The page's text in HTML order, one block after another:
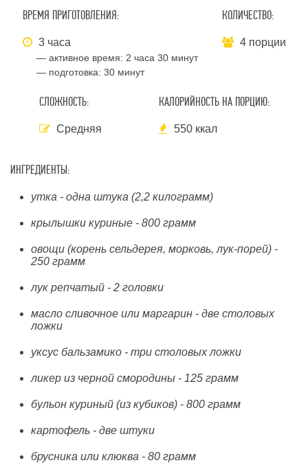
ВРЕМЯ ПРИГОТОВЛЕНИЯ:
3 часа
— активное время: 2 часа 30 минут
— подготовка: 30 минут
КОЛИЧЕСТВО:
4 порции
СЛОЖНОСТЬ:
Средняя
КАЛОРИЙНОСТЬ НА ПОРЦИЮ:
550 ккал
ИНГРЕДИЕНТЫ:
утка - одна штука (2,2 килограмм)
крылышки куриные - 800 грамм
овощи (корень сельдерея, морковь, лук-порей) -
250 грамм
лук репчатый - 2 головки
масло сливочное или маргарин - две столовых
ложки
уксус бальзамико - три столовых ложки
ликер из черной смородины - 125 грамм
бульон куриный (из кубиков) - 800 грамм
картофель - две штуки
брусника или клюква - 80 грамм